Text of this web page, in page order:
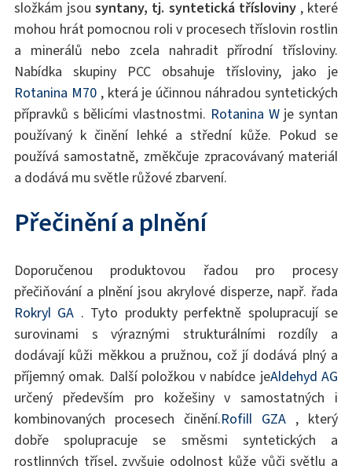
složkám jsousyntany, tj. syntetická třísloviny, které
mohou hrát pomocnou roli v procesech tříslovin rostlin
a minerálů nebo zcela nahradit přírodní třísloviny.
Nabídka skupiny PCC obsahuje třísloviny, jako je
Rotanina M70, která je účinnou náhradou syntetických
přípravků s bělicími vlastnostmi. Rotanina Wje syntan
používaný k činění lehké a střední kůže. Pokud se
používá samostatně, změkčuje zpracovávaný materiál
a dodává mu světle růžové zbarvení.
Přečinění a plnění
Doporučenou produktovou řadou pro procesy
přečiňování a plnění jsou akrylové disperze, např. řada
Rokryl GA . Tyto produkty perfektně spolupracují se
surovinami s výraznými strukturálními rozdíly a
dodávají kůži měkkou a pružnou, což jí dodává plný a
příjemný omak. Další položkou v nabídce jeAldehyd AG
určený především pro kožešiny v samostatných i
kombinovaných procesech činění.Rofill GZA , který
dobře spolupracuje se směsmi syntetických a
rostlinných třísel, zvyšuje odolnost kůže vůči světlu a